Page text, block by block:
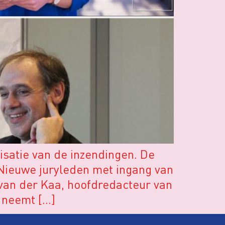
van de inzendingen. De
juryleden met ingang van
der Kaa, hoofdredacteur van
neemt […]